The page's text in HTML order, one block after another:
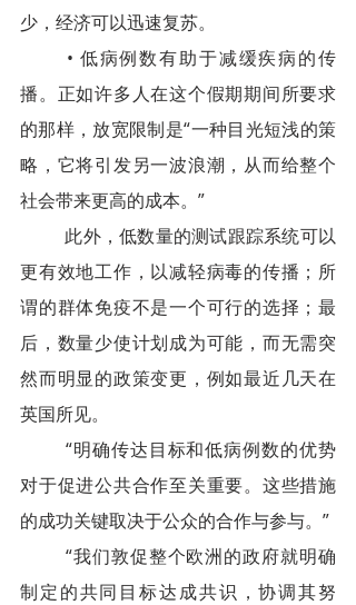
少，经济可以迅速复苏。
• 低病例数有助于减缓疾病的传
播。正如许多人在这个假期期间所要求
的那样，放宽限制是“一种目光短浅的策
略，它将引发另一波浪潮，从而给整个
社会带来更高的成本。”
此外，低数量的测试跟踪系统可以
更有效地工作，以减轻病毒的传播；所
谓的群体免疫不是一个可行的选择；最
后，数量少使计划成为可能，而无需突
然而明显的政策变更，例如最近几天在
英国所见。
“明确传达目标和低病例数的优势
对于促进公共合作至关重要。这些措施
的成功关键取决于公众的合作与参与。”
“我们敦促整个欧洲的政府就明确
制定的共同目标达成共识，协调其努